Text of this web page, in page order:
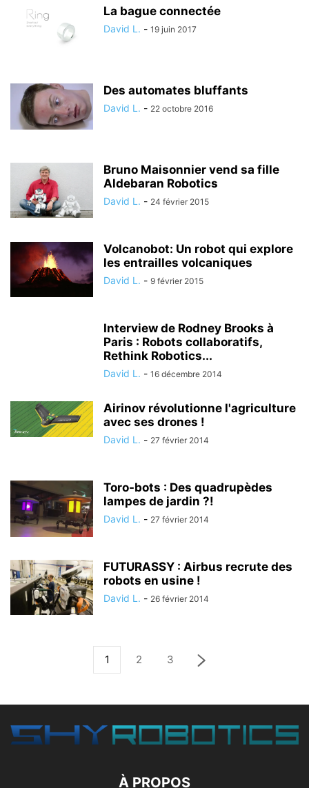
La bague connectée
David L. - 19 juin 2017
Des automates bluffants
David L. - 22 octobre 2016
Bruno Maisonnier vend sa fille
Aldebaran Robotics
David L. - 24 février 2015
Volcanobot: Un robot qui explore
les entrailles volcaniques
David L. - 9 février 2015
Interview de Rodney Brooks à
Paris : Robots collaboratifs,
Rethink Robotics...
David L. - 16 décembre 2014
Airinov révolutionne l'agriculture
avec ses drones !
David L. - 27 février 2014
Toro-bots : Des quadrupèdes
lampes de jardin ?!
David L. - 27 février 2014
FUTURASSY : Airbus recrute des
robots en usine !
David L. - 26 février 2014
1 2 3
À PROPOS